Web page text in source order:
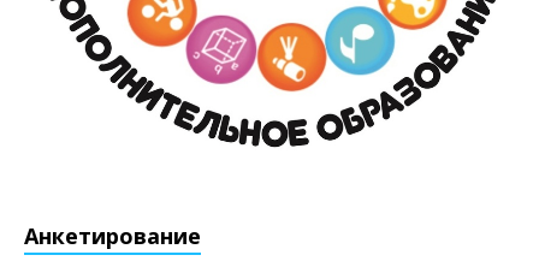
Анкетирование